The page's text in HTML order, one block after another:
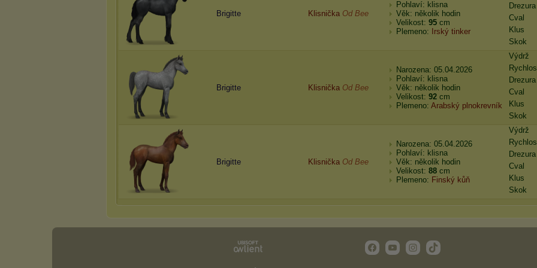
Brigitte Klisnička Od Bee
Pohlaví: klisna
Věk: několik hodin
Velikost: 95 cm
Plemeno:
Irský tinker
Drezura
Cval
Klus
Skok
Brigitte Klisnička Od Bee
Narozena: 05.04.2026
Pohlaví: klisna
Věk: několik hodin
Velikost: 92 cm
Plemeno: Arabský plnokrevník
Výdrž
Drezura
Cval
Klus
Skok
Brigitte Klisnička Od Bee
Narozena: 05.04.2026
Pohlaví: klisna
Věk: několik hodin
Velikost: 88 cm
Plemeno: Finský kůň
Výdrž
Drezura
Cval
Klus
Skok